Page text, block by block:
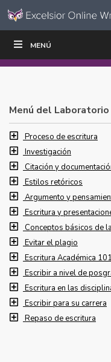
Ir al contenido
navegación
MENÚ
ESCRIBIR
Menú del
Proceso de escritura
Investigación
Citación y
Estilos retóricos
Argumento y
Escritura y
Conceptos básicos de
Evitar el plagio
Escritura Académica 101
Escribir a nivel de
Escritura en las
Escribir para su carrera
Repaso de escritura